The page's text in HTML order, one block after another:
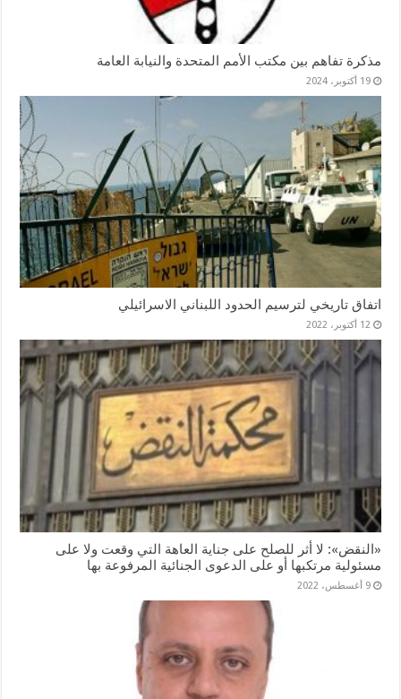
مذكرة تفاهم بين مكتب الأمم المتحدة والنيابة العامة
19 أكتوبر، 2024
اتفاق تاريخي لترسيم الحدود اللبناني الاسرائيلي
12 أكتوبر، 2022
«النقض»: لا أثر للصلح على جناية العاهة التي وقعت ولا على
مسئولية مرتكبها أو على الدعوى الجنائية المرفوعة بها
9 أغسطس، 2022